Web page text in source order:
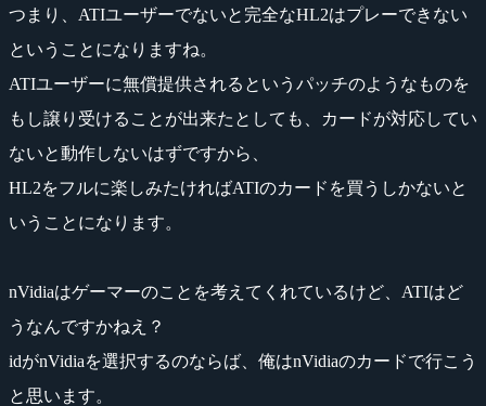
つまり、ATIユーザーでないと完全なHL2はプレーできない
ということになりますね。
ATIユーザーに無償提供されるというパッチのようなものを
もし譲り受けることが出来たとしても、カードが対応してい
ないと動作しないはずですから、
HL2をフルに楽しみたければATIのカードを買うしかないと
いうことになります。
nVidiaはゲーマーのことを考えてくれているけど、ATIはど
うなんですかねえ？
idがnVidiaを選択するのならば、俺はnVidiaのカードで行こう
と思います。